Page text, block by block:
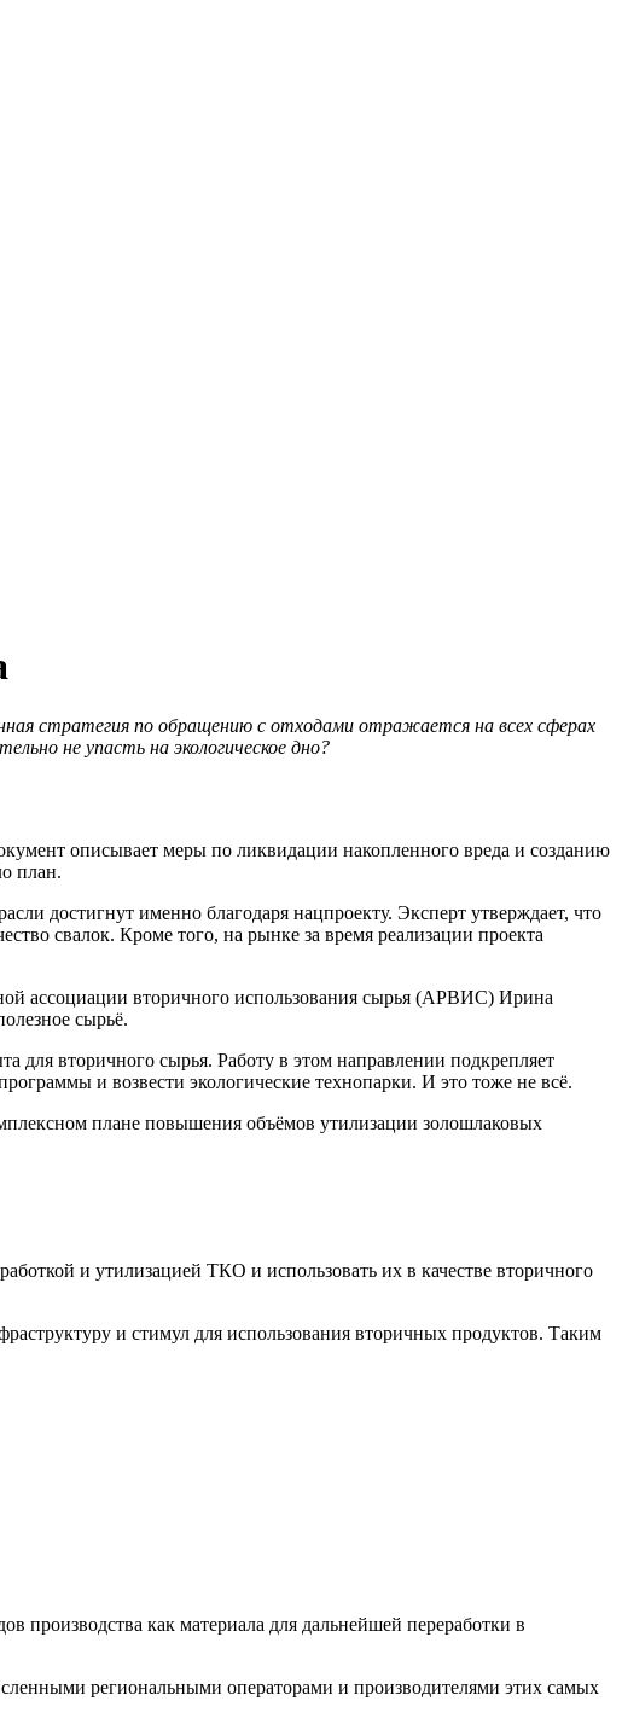
стратегия по обращению с отходами отражается на всех сферах
не упасть на экологическое дно?
описывает меры по ликвидации накопленного вреда и созданию
план.
достигнут именно благодаря нацпроекту. Эксперт утверждает, что
свалок. Кроме того, на рынке за время реализации проекта
ассоциации вторичного использования сырья (АРВИС) Ирина
сырьё.
для вторичного сырья. Работу в этом направлении подкрепляет
и возвести экологические технопарки. И это тоже не всё.
плане повышения объёмов утилизации золошлаковых
и утилизацией ТКО и использовать их в качестве вторичного
и стимул для использования вторичных продуктов. Таким
производства как материала для дальнейшей переработки в
региональными операторами и производителями этих самых